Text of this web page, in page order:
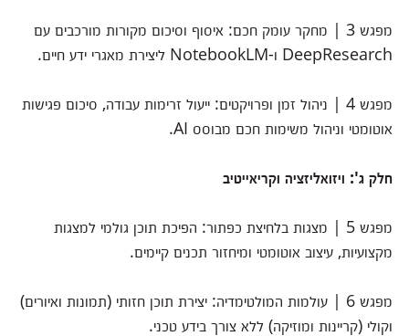
מפגש 3 | מחקר עומק חכם: איסוף וסיכום מקורות מורכבים עם
DeepResearch ו-NotebookLM ליצירת מאגרי ידע חיים.
מפגש 4 | ניהול זמן ופרויקטים: ייעול זרימות עבודה, סיכום פגישות
אוטומטי וניהול משימות חכם מבוסס AI.
חלק ג': ויזואליזציה וקריאייטיב
מפגש 5 | מצגות בלחיצת כפתור: הפיכת תוכן גולמי למצגות
מקצועיות, עיצוב אוטומטי ומיחזור תכנים קיימים.
מפגש 6 | עולמות המולטימדיה: יצירת תוכן חזותי (תמונות ואיורים)
וקולי (קריינות ומוזיקה) ללא צורך בידע טכני.